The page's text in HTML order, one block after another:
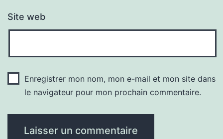
Site web
Enregistrer mon nom, mon e-mail et mon site dans
le navigateur pour mon prochain commentaire.